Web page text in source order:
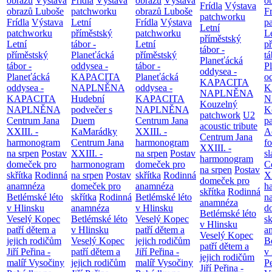
obrazů Luboše
Frídla Výstava
patchworku
Letní
příměstský
tábor -
Planeťácká
oddysea -
KAPACITA
NAPLNĚNA
Centrum Jana
XXIII. -
harmonogram
na srpen Postav
domeček pro
skřítka Rodinná
anamnéza
Betlémské léto
v Hlinsku
Veselý Kopec
patří dětem a
jejich rodičům
Jiří Peřina -
malíř Vysočiny
patchworku
Letní
příměstský
tábor -
Planeťácká
oddysea -
KAPACITA
NAPLNĚNA
Hudební
podvečer s
Duem
KaMarádky
Centrum Jana
XXIII. -
harmonogram
na srpen Postav
domeček pro
skřítka Rodinná
anamnéza
Betlémské léto
v Hlinsku
Veselý Kopec
patří dětem a
jejich rodičům
obrazů Luboše
Frídla Výstava
patchworku
Letní
příměstský
tábor -
Planeťácká
oddysea -
KAPACITA
NAPLNĚNA
Centrum Jana
XXIII. -
harmonogram
na srpen Postav
domeček pro
skřítka Rodinná
anamnéza
Betlémské léto
v Hlinsku
Veselý Kopec
patří dětem a
jejich rodičům
Jiří Peřina -
malíř Vysočiny
Frídla Výstava
patchworku
Letní
příměstský
tábor -
Planeťácká
oddysea -
KAPACITA
NAPLNĚNA
Kouzelný
patchwork U2
acoustic tribute
Centrum Jana
XXIII. -
harmonogram
na srpen Postav
domeček pro
skřítka Rodinná
anamnéza
Betlémské léto
v Hlinsku
Veselý Kopec
patří dětem a
jejich rodičům
Jiří Peřina -
v